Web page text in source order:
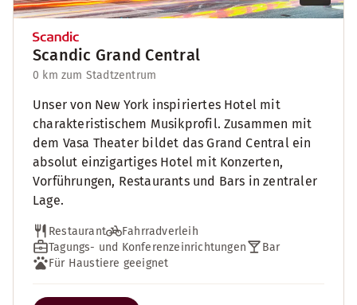
Scandic Grand Central
0 km zum Stadtzentrum
Unser von New York inspiriertes Hotel mit
charakteristischem Musikprofil. Zusammen mit
dem Vasa Theater bildet das Grand Central ein
absolut einzigartiges Hotel mit Konzerten,
Vorführungen, Restaurants und Bars in zentraler
Lage.
Restaurant
Fahrradverleih
Tagungs- und Konferenzeinrichtungen
Bar
Für Haustiere geeignet